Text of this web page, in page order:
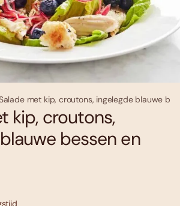
met kip, croutons, ingelegde blauwe
kip, croutons,
bessen en